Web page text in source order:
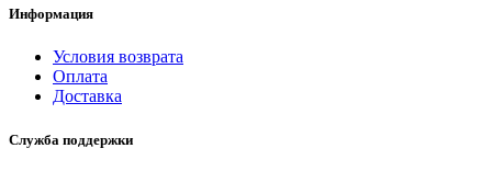
Информация
Условия возврата
Оплата
Доставка
Служба поддержки